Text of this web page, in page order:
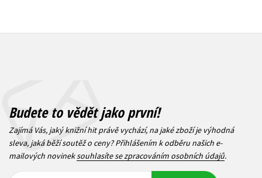
Budete to vědět jako první!
Zajímá Vás, jaký knižní hit právě vychází, na jaké zboží je výhodná
sleva, jaká běží soutěž o ceny? Přihlášením k odběru našich e-
mailových novineksouhlasíte se zpracováním osobních údajů.